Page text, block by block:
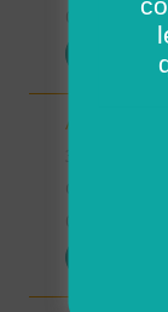
07/07/2026
Aide à